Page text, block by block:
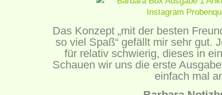
Das Konzept „mit der besten
so viel Spaß“ gefällt mir sehr gut.
für relativ schwierig, dieses in
Schauen wir uns die erste
einfach mal